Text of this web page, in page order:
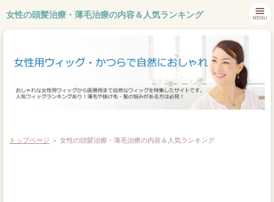
女性の頭髪治療・薄毛治療の内容＆人気ランキング MENU
トップページ ＞ 女性の頭髪治療・薄毛治療の内容＆人気ランキング